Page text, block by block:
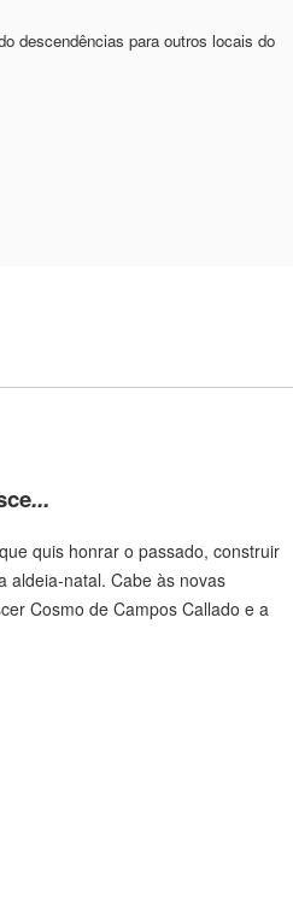
descendências para outros locais do
...
quis honrar o passado, construir
aldeia-natal. Cabe às novas
Cosmo de Campos Callado e a